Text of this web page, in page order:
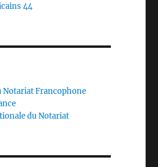
44
Notariat Francophone
du Notariat